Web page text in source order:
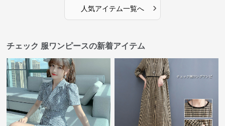
人気アイテム一覧へ ›
チェック 服ワンピースの新着アイテム